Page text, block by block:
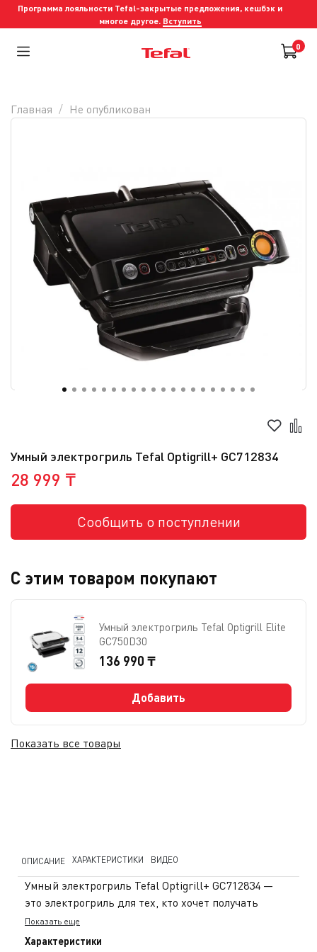
Программа лояльности Tefal-закрытые предложения, кешбэк и
многое другое. Вступить
0
Умный электрогриль Tefal Optigrill+ GC712834
28 999 ₸
Сообщить о поступлении
С этим товаром покупают
Умный электрогриль Tefal Optigrill Elite
GC750D30
136 990 ₸
Добавить
Показать все товары
Главная Не опубликован
ОПИСАНИЕ ХАРАКТЕРИСТИКИ ВИДЕО
Умный электрогриль Tefal Optigrill+ GC712834 —
это электрогриль для тех, кто хочет получать
идеальную прожарку без лишних догадок. Умная
система автоматически определяет толщину
Показать еще
Характеристики